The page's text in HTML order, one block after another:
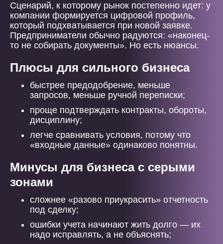
Сценарий, к которому рынок постепенно идет: у
компании формируется цифровой профиль,
который подхватывается при новой заявке.
Предприниматели обычно радуются: «наконец-
то не собирать документы». Но есть нюансы.
Плюсы для сильного бизнеса
быстрее предодобрение, меньше
запросов, меньше ручной переписки;
проще подтверждать контракты, обороты,
дисциплину;
легче сравнивать условия, потому что
«входные данные» одинаково понятны.
Минусы для бизнеса с серыми
зонами
сложнее «разово приукрасить» отчетность
под сделку;
ошибки учета начинают жить долго — их
надо исправлять, а не объяснять;